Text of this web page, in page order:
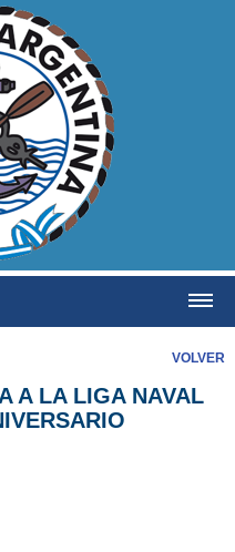
VOLVER
A LA LIGA NAVAL